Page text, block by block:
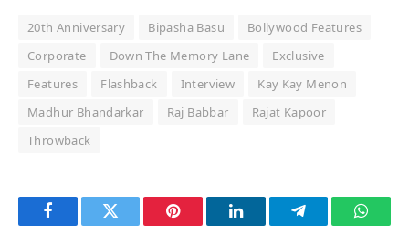
20th Anniversary Bipasha Basu
Bollywood Features
Corporate
Down The Memory Lane
Exclusive
Features
Flashback Interview
Kay Kay Menon
Madhur Bhandarkar
Raj Babbar
Rajat Kapoor
Throwback
FacebookTwitter Pinterest LinkedInTelegram